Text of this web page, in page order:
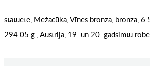
statuete, Mežacūka, Vīnes bronza, bronza,
294.05 g., Austrija, 19. un 20. gadsimtu